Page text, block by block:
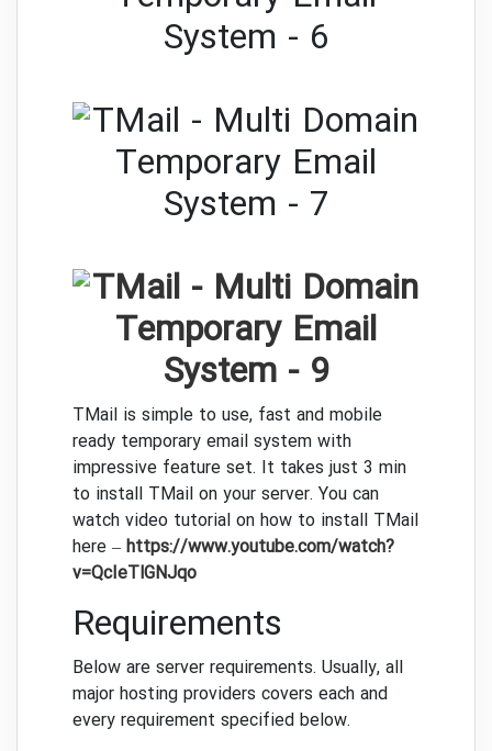
TMail is simple to use, fast and mobile
ready temporary email system with
impressive feature set. It takes just 3 min
to install TMail on your server. You can
watch video tutorial on how to install TMail
here – https://www.youtube.com/watch?
v=QcIeTlGNJqo
Requirements
Below are server requirements. Usually, all
major hosting providers covers each and
every requirement specified below.